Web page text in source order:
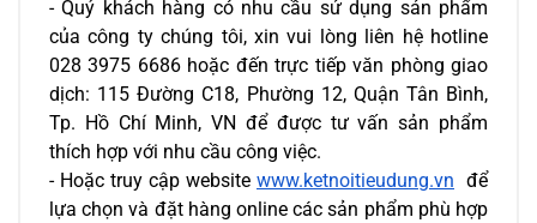
- Quý khách hàng có nhu cầu sử dụng sản phẩm
của công ty chúng tôi, xin vui lòng liên hệ hotline
028 3975 6686 hoặc đến trực tiếp văn phòng giao
dịch: 115 Đường C18, Phường 12, Quận Tân Bình,
Tp. Hồ Chí Minh, VN để được tư vấn sản phẩm
thích hợp với nhu cầu công việc.
- Hoặc truy cập website www.ketnoitieudung.vn để
lựa chọn và đặt hàng online các sản phẩm phù hợp